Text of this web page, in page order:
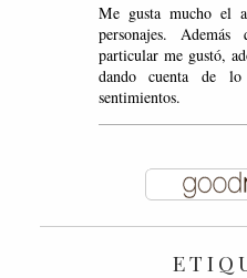
Me gusta mucho el
personajes.
particular me gustó,
dando cuenta de
sentimientos.